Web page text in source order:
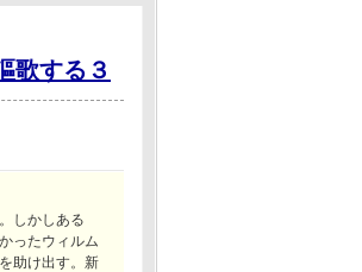
歌する３
しかしある
ったウィルム
助け出す。新